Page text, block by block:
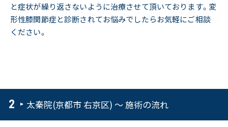
と症状が繰り返さないように治療させて頂いております。変
形性膝関節症と診断されてお悩みでしたらお気軽にご相談
ください。
太秦院(京都市 右京区) ～ 施術の流れ